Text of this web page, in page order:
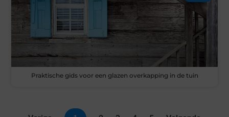
Praktische gids voor een glazen overkapping in de tuin